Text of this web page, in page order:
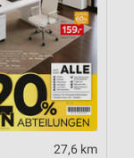
27,6 km